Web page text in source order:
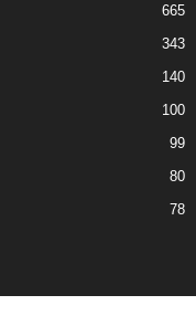
665
343
140
100
99
80
78